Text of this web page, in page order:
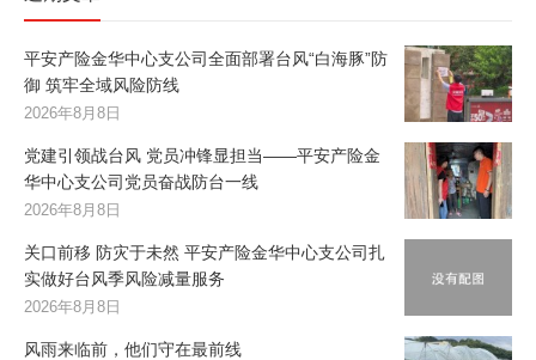
平安产险金华中心支公司全面部署台风“白海豚”防
御 筑牢全域风险防线
2026年8月8日
党建引领战台风 党员冲锋显担当——平安产险金
华中心支公司党员奋战防台一线
2026年8月8日
关口前移 防灾于未然 平安产险金华中心支公司扎
实做好台风季风险减量服务
2026年8月8日
风雨来临前，他们守在最前线